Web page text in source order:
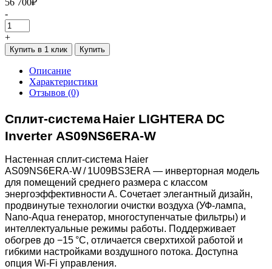
-
+
Купить в 1 клик Купить
Описание
Характеристики
Отзывов (0)
Сплит-системаHaier LIGHTERA DC
Inverter AS09NS6ERA-W
Настенная сплит‑система Haier
AS09NS6ERA‑W / 1U09BS3ERA — инверторная модель
для помещений среднего размера с классом
энергоэффективности A. Сочетает элегантный дизайн,
продвинутые технологии очистки воздуха (УФ‑лампа,
Nano‑Aqua генератор, многоступенчатые фильтры) и
интеллектуальные режимы работы. Поддерживает
обогрев до −15 °C, отличается сверхтихой работой и
гибкими настройками воздушного потока. Доступна
опция Wi‑Fi управления.